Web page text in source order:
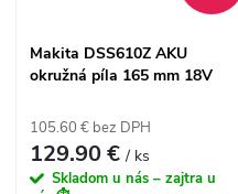
e
p
sMakita DSS610Z AKU
okružná píla 165 mm 18V
105.60 € bez DPH
129.90 €/ ks
Skladom u nás – zajtra u